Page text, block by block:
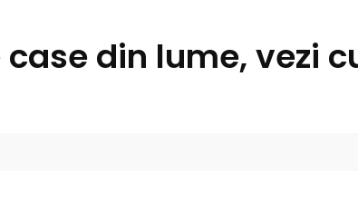
din lume, vezi